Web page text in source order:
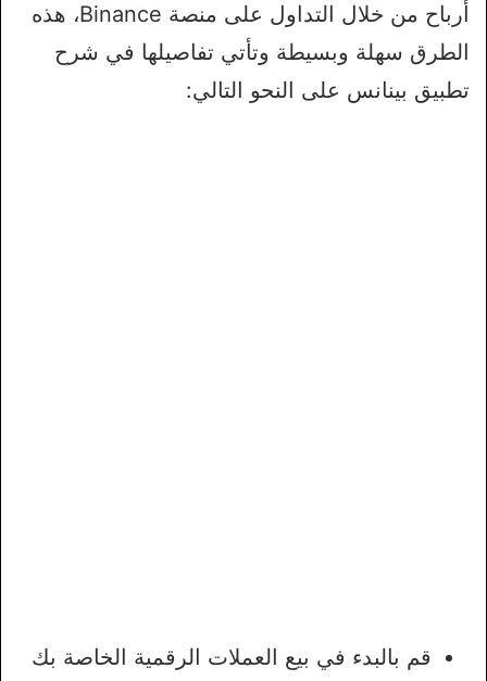
أرباح من خلال التداول على منصة Binance، هذه
الطرق سهلة وبسيطة وتأتي تفاصيلها في شرح
تطبيق بينانس على النحو التالي:
قم بالبدء في بيع العملات الرقمية الخاصة بك